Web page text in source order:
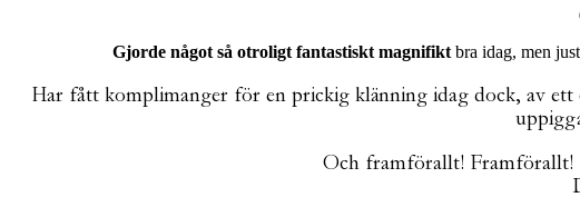
Gjorde något så otroligt fantastiskt magnifikt bra idag, men
Har fått komplimanger för en prickig klänning idag dock, av
Och framförallt! Framförallt!